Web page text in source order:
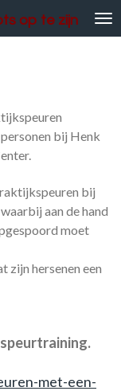
op te zijn
bij Henk
bij
waarbij aan de hand
moet
zijn hersenen een
met-een-